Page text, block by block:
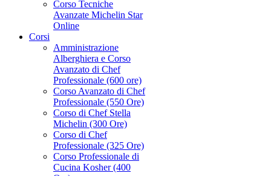
Corso Tecniche
Avanzate Michelin Star
Online
Corsi
Amministrazione
Alberghiera e Corso
Avanzato di Chef
Professionale (600 ore)
Corso Avanzato di Chef
Professionale (550 Ore)
Corso di Chef Stella
Michelin (300 Ore)
Corso di Chef
Professionale (325 Ore)
Corso Professionale di
Cucina Kosher (400